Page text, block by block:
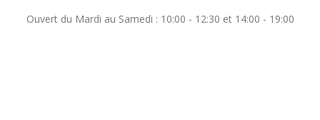
Ouvert du Mardi au Samedi : 10:00 - 12:30 et 14:00 - 19:00